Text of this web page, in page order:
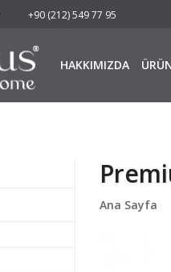
+90 (212) 549 77 95
HAKKIMIZDA
Ana Sayfa